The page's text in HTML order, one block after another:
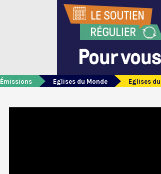
Émissions Eglises du Monde Eglises